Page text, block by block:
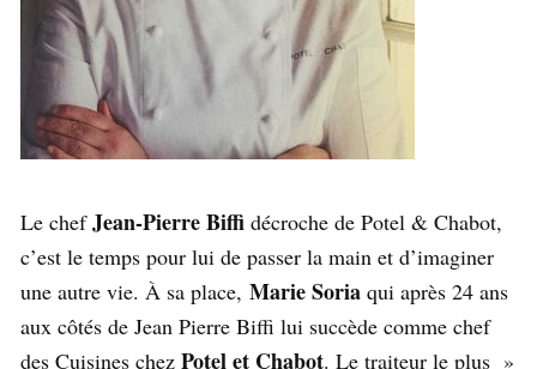
Le chefJean-Pierre Biffi décroche de Potel & Chabot,
c’est le temps pour lui de passer la main et d’imaginer
une autre vie. À sa place, Marie Soria qui après 24 ans
aux côtés de Jean Pierre Biffi lui succède comme chef
des Cuisines chez Potel et Chabot. Le traiteur le plus »